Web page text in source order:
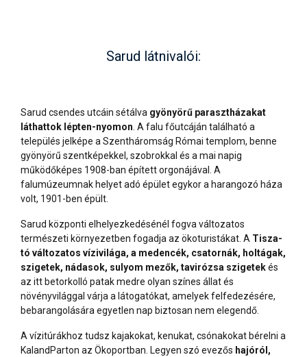
Sarud látnivalói:
Sarud csendes utcáin sétálva gyönyörű parasztházakat
láthattok lépten-nyomon. A falu főutcáján található a
település jelképe a Szentháromság Római templom, benne
gyönyörű szentképekkel, szobrokkal és a mai napig
működőképes 1908-ban épített orgonájával. A
falumúzeumnak helyet adó épület egykor a harangozó háza
volt, 1901-ben épült.
Sarud központi elhelyezkedésénél fogva változatos
természeti környezetben fogadja az ökoturistákat. A Tisza-
tó változatos vízivilága, a medencék, csatornák, holtágak,
szigetek, nádasok, sulyom mezők, tavirózsa szigetekés
az itt betorkolló patak medre olyan színes állat és
növényvilággal várja a látogatókat, amelyek felfedezésére,
bebarangolására egyetlen nap biztosan nem elegendő.
A vízitúrákhoz tudsz kajakokat, kenukat, csónakokat bérelni a
KalandParton az Ökoportban. Legyen szó evezős hajóról,